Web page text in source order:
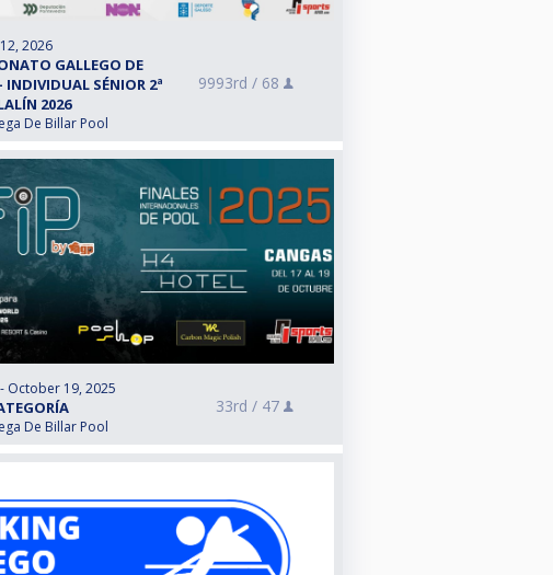
2026
GALLEGO DE
INDIVIDUAL SÉNIOR 2ª
2026
De Billar Pool
9993rd / 68
October 19, 2025
De Billar Pool
33rd / 47